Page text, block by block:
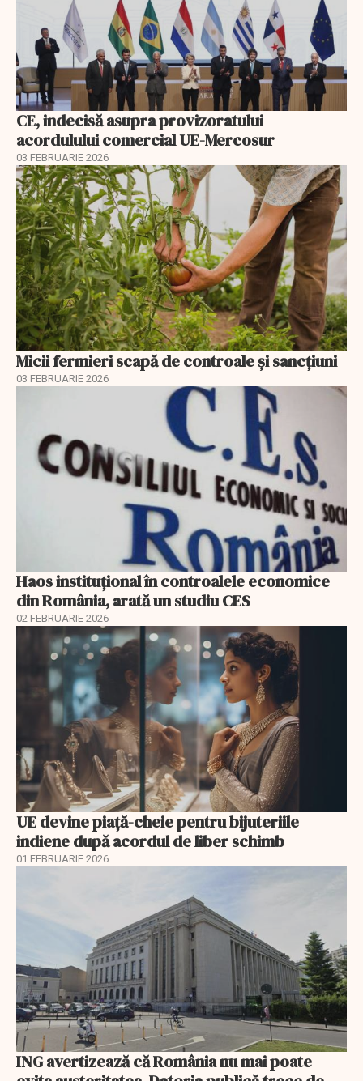
CE, indecisă asupra provizoratului
acordulului comercial UE-Mercosur
03 FEBRUARIE 2026
Micii fermieri scapă de controale și sancțiuni
03 FEBRUARIE 2026
Haos instituțional în controalele economice
din România, arată un studiu CES
02 FEBRUARIE 2026
UE devine piață-cheie pentru bijuteriile
indiene după acordul de liber schimb
01 FEBRUARIE 2026
ING avertizează că România nu mai poate